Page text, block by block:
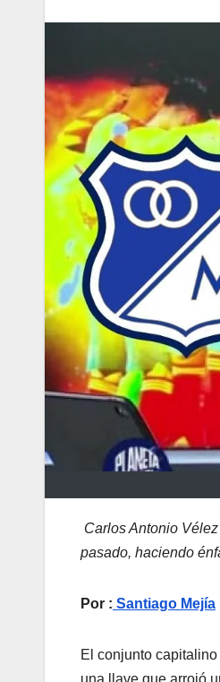
Carlos Antonio
pasado, haciendo
Por : Santiago Mejía
El conjunto